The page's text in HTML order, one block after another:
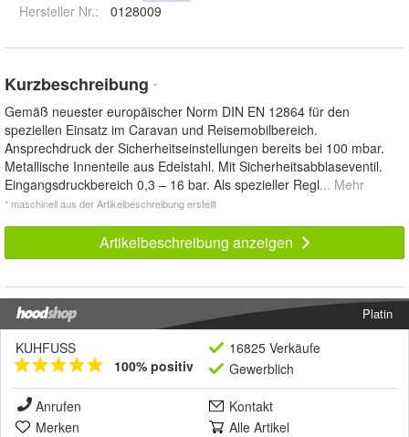
Hersteller Nr.:
0128009
Kurzbeschreibung *
Gemäß neuester europäischer Norm DIN EN 12864 für den
speziellen Einsatz im Caravan und Reisemobilbereich.
Ansprechdruck der Sicherheitseinstellungen bereits bei 100 mbar.
Metallische Innenteile aus Edelstahl. Mit Sicherheitsabblaseventil.
Eingangsdruckbereich 0,3 – 16 bar. Als spezieller Regl... Mehr
* maschinell aus der Artikelbeschreibung erstellt
Artikelbeschreibung anzeigen
Platin
KUHFUSS
100% positiv
16825 Verkäufe
Gewerblich
Anrufen
Kontakt
Merken
Alle Artikel